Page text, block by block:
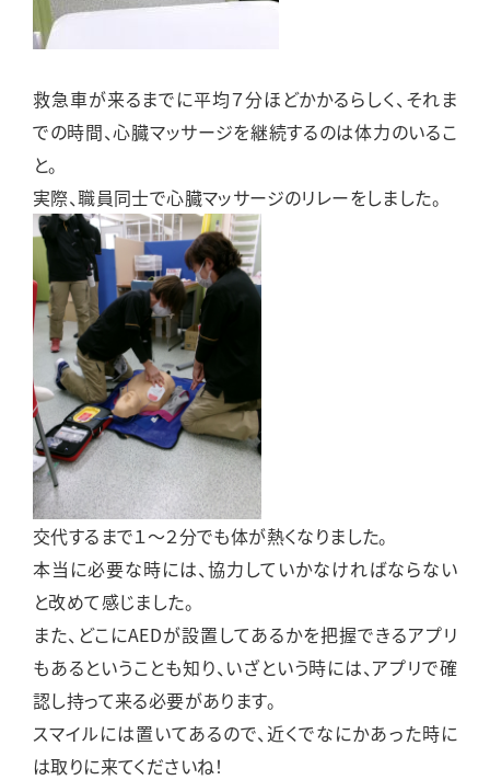
救急車が来るまでに平均７分ほどかかるらしく、それま
での時間、心臓マッサージを継続するのは体力のいるこ
と。
実際、職員同士で心臓マッサージのリレーをしました。
交代するまで１～２分でも体が熱くなりました。
本当に必要な時には、協力していかなければならない
と改めて感じました。
また、どこにAEDが設置してあるかを把握できるアプリ
もあるということも知り、いざという時には、アプリで確
認し持って来る必要があります。
スマイルには置いてあるので、近くでなにかあった時に
は取りに来てくださいね！